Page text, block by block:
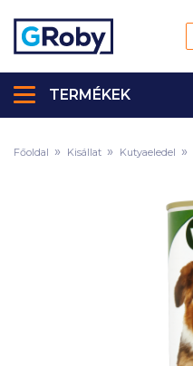
TERMÉKEK
Főoldal Kisállat Kutyaeledel